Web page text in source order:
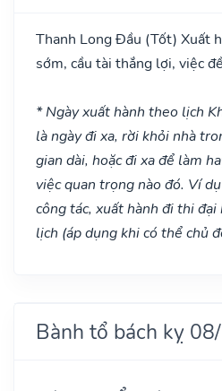
Thanh Long Đầu (Tốt) Xuất
sớm, cầu tài thắng lợi, việc
* Ngày xuất hành theo lịch
là ngày đi xa, rời khỏi nhà
gian dài, hoặc đi xa để làm
việc quan trọng nào đó. Ví
công tác, xuất hành đi thi
lịch (áp dụng khi có thể chủ
Bành tổ bách kỵ